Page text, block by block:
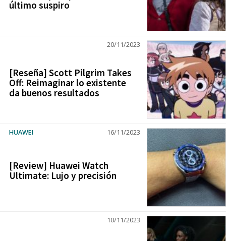
último suspiro
20/11/2023
[Reseña] Scott Pilgrim Takes
Off: Reimaginar lo existente
da buenos resultados
16/11/2023
HUAWEI
[Review] Huawei Watch
Ultimate: Lujo y precisión
10/11/2023